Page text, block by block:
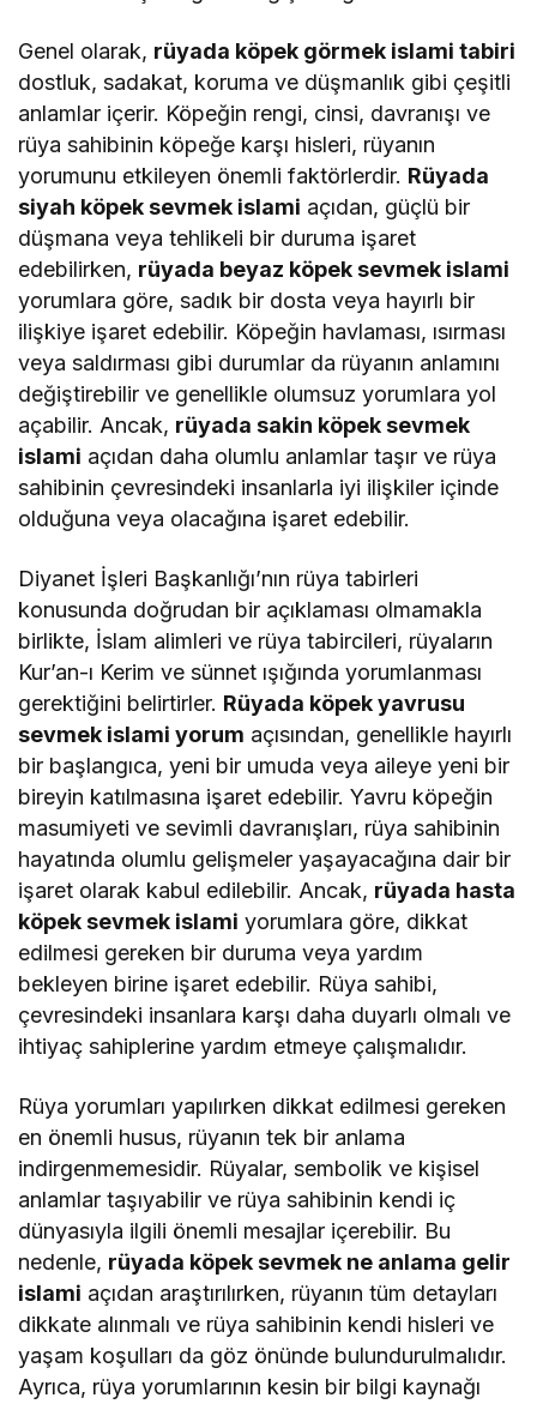
Genel olarak, rüyada köpek görmek islami tabiri
dostluk, sadakat, koruma ve düşmanlık gibi çeşitli
anlamlar içerir. Köpeğin rengi, cinsi, davranışı ve
rüya sahibinin köpeğe karşı hisleri, rüyanın
yorumunu etkileyen önemli faktörlerdir. Rüyada
siyah köpek sevmek islami açıdan, güçlü bir
düşmana veya tehlikeli bir duruma işaret
edebilirken, rüyada beyaz köpek sevmek islami
yorumlara göre, sadık bir dosta veya hayırlı bir
ilişkiye işaret edebilir. Köpeğin havlaması, ısırması
veya saldırması gibi durumlar da rüyanın anlamını
değiştirebilir ve genellikle olumsuz yorumlara yol
açabilir. Ancak, rüyada sakin köpek sevmek
islami açıdan daha olumlu anlamlar taşır ve rüya
sahibinin çevresindeki insanlarla iyi ilişkiler içinde
olduğuna veya olacağına işaret edebilir.
Diyanet İşleri Başkanlığı’nın rüya tabirleri
konusunda doğrudan bir açıklaması olmamakla
birlikte, İslam alimleri ve rüya tabircileri, rüyaların
Kur’an-ı Kerim ve sünnet ışığında yorumlanması
gerektiğini belirtirler. Rüyada köpek yavrusu
sevmek islami yorum açısından, genellikle hayırlı
bir başlangıca, yeni bir umuda veya aileye yeni bir
bireyin katılmasına işaret edebilir. Yavru köpeğin
masumiyeti ve sevimli davranışları, rüya sahibinin
hayatında olumlu gelişmeler yaşayacağına dair bir
işaret olarak kabul edilebilir. Ancak, rüyada hasta
köpek sevmek islami yorumlara göre, dikkat
edilmesi gereken bir duruma veya yardım
bekleyen birine işaret edebilir. Rüya sahibi,
çevresindeki insanlara karşı daha duyarlı olmalı ve
ihtiyaç sahiplerine yardım etmeye çalışmalıdır.
Rüya yorumları yapılırken dikkat edilmesi gereken
en önemli husus, rüyanın tek bir anlama
indirgenmemesidir. Rüyalar, sembolik ve kişisel
anlamlar taşıyabilir ve rüya sahibinin kendi iç
dünyasıyla ilgili önemli mesajlar içerebilir. Bu
nedenle, rüyada köpek sevmek ne anlama gelir
islami açıdan araştırılırken, rüyanın tüm detayları
dikkate alınmalı ve rüya sahibinin kendi hisleri ve
yaşam koşulları da göz önünde bulundurulmalıdır.
Ayrıca, rüya yorumlarının kesin bir bilgi kaynağı